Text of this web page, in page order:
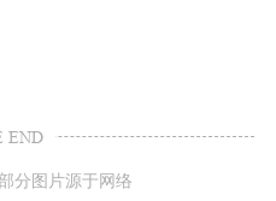
END
分图片源于网络